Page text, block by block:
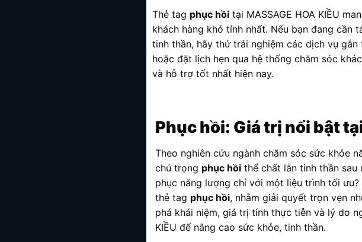
Thẻ tag phục hồi tại MASSAGE HOA KIỀU
khách hàng khó tính nhất. Nếu bạn đang cần
tinh thần, hãy thử trải nghiệm các dịch vụ gắn
hoặc đặt lịch hẹn qua hệ thống chăm sóc
và hỗ trợ tốt nhất hiện nay.
Phục hồi: Giá trị nổi bật
Theo nghiên cứu ngành chăm sóc sức khỏe
chú trọng phục hồi thể chất lẫn tinh thần
phục năng lượng chỉ với một liệu trình tối ưu?
thẻ tag phục hồi, nhằm giải quyết trọn vẹn
phá khái niệm, giá trị tính thực tiễn và lý do
KIỀU để nâng cao sức khỏe, tinh thần.